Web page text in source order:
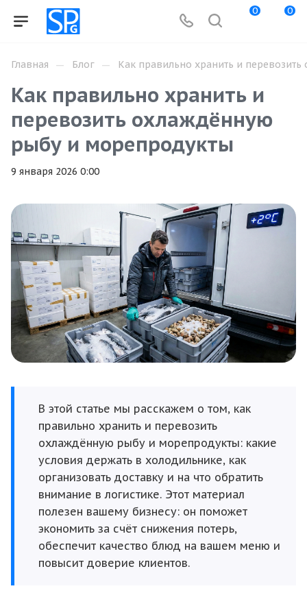
0 0
Главная — Блог — Как правильно хранить и
Как правильно хранить и
перевозить охлаждённую
рыбу и морепродукты
9 января 2026 0:00
В этой статье мы расскажем о том, как
правильно хранить и перевозить
охлаждённую рыбу и морепродукты: какие
условия держать в холодильнике, как
организовать доставку и на что обратить
внимание в логистике. Этот материал
полезен вашему бизнесу: он поможет
экономить за счёт снижения потерь,
обеспечит качество блюд на вашем меню и
повысит доверие клиентов.